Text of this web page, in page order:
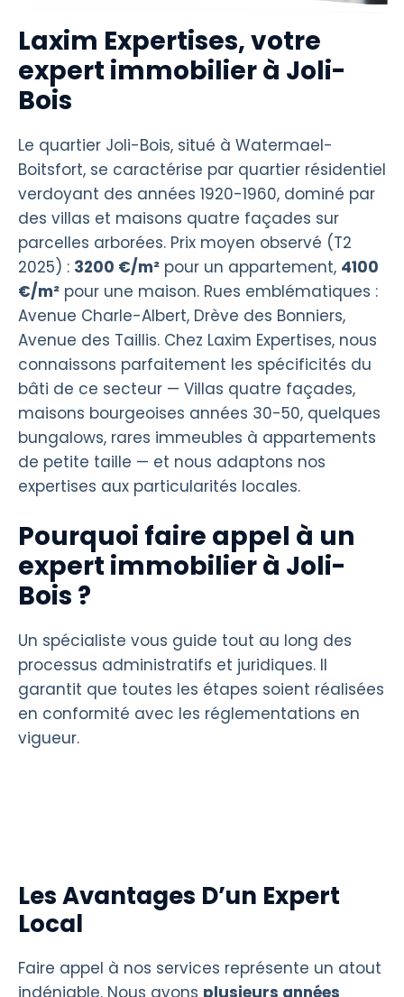
Laxim Expertises, votre
expert immobilier à Joli-
Bois
Le quartier Joli-Bois, situé à Watermael-
Boitsfort, se caractérise par quartier résidentiel
verdoyant des années 1920-1960, dominé par
des villas et maisons quatre façades sur
parcelles arborées. Prix moyen observé (T2
2025) : 3200 €/m² pour un appartement, 4100
€/m² pour une maison. Rues emblématiques :
Avenue Charle-Albert, Drève des Bonniers,
Avenue des Taillis. Chez Laxim Expertises, nous
connaissons parfaitement les spécificités du
bâti de ce secteur — Villas quatre façades,
maisons bourgeoises années 30-50, quelques
bungalows, rares immeubles à appartements
de petite taille — et nous adaptons nos
expertises aux particularités locales.
Pourquoi faire appel à un
expert immobilier à Joli-
Bois ?
Un spécialiste vous guide tout au long des
processus administratifs et juridiques. Il
garantit que toutes les étapes soient réalisées
en conformité avec les réglementations en
vigueur.
Les Avantages D’un Expert
Local
Faire appel à nos services représente un atout
indéniable. Nous avons plusieurs années